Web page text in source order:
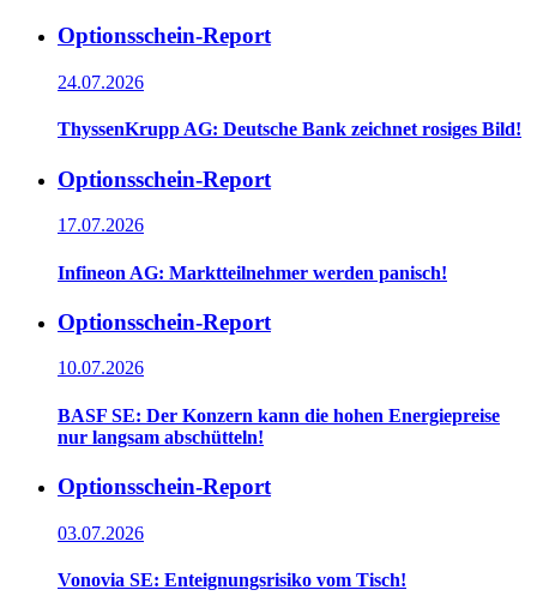
Optionsschein-Report
24.07.2026
ThyssenKrupp AG: Deutsche Bank zeichnet rosiges Bild!
Optionsschein-Report
17.07.2026
Infineon AG: Marktteilnehmer werden panisch!
Optionsschein-Report
10.07.2026
BASF SE: Der Konzern kann die hohen Energiepreise
nur langsam abschütteln!
Optionsschein-Report
03.07.2026
Vonovia SE: Enteignungsrisiko vom Tisch!